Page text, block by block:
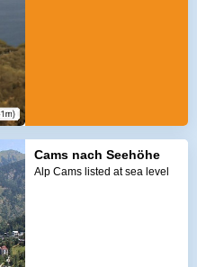
Cams nach Seehöhe
Alp Cams listed at sea level